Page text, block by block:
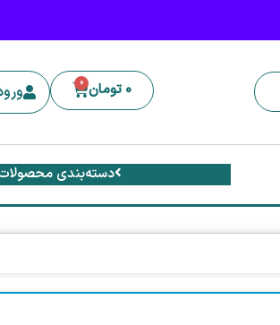
0 تومان 0
دسته‌بندی